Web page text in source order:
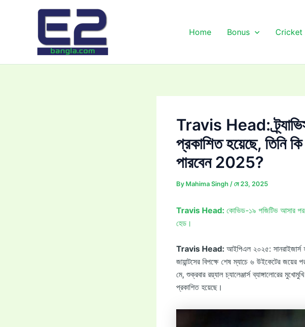
Home Bonus Cricket
Travis Head: ট্র্যাভিস
প্রকাশিত হয়েছে, তিনি
পারবেন 2025?
By Mahima Singh /মে 23, 2025
Travis Head: কোভিড-১৯ পজিটিভ আসার পর
হেড।
Travis Head: আইপিএল ২০২৫:
জায়ান্টসের বিপক্ষে শেষ ম্যাচে ৬ উইকেটের জয়ের
মে, শুক্রবার রয়্যাল চ্যালেঞ্জার্স ব্যাঙ্গালোরের
প্রকাশিত হয়েছে।